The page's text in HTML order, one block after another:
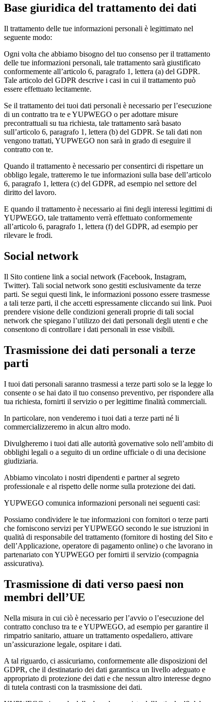
Base giuridica del trattamento dei dati
Il trattamento delle tue informazioni personali è legittimato nel
seguente modo:
Ogni volta che abbiamo bisogno del tuo consenso per il trattamento
delle tue informazioni personali, tale trattamento sarà giustificato
conformemente all’articolo 6, paragrafo 1, lettera (a) del GDPR.
Tale articolo del GDPR descrive i casi in cui il trattamento può
essere effettuato lecitamente.
Se il trattamento dei tuoi dati personali è necessario per l’esecuzione
di un contratto tra te e YUPWEGO o per adottare misure
precontrattuali su tua richiesta, tale trattamento sarà basato
sull’articolo 6, paragrafo 1, lettera (b) del GDPR. Se tali dati non
vengono trattati, YUPWEGO non sarà in grado di eseguire il
contratto con te.
Quando il trattamento è necessario per consentirci di rispettare un
obbligo legale, tratteremo le tue informazioni sulla base dell’articolo
6, paragrafo 1, lettera (c) del GDPR, ad esempio nel settore del
diritto del lavoro.
E quando il trattamento è necessario ai fini degli interessi legittimi di
YUPWEGO, tale trattamento verrà effettuato conformemente
all’articolo 6, paragrafo 1, lettera (f) del GDPR, ad esempio per
rilevare le frodi.
Social network
Il Sito contiene link a social network (Facebook, Instagram,
Twitter). Tali social network sono gestiti esclusivamente da terze
parti. Se segui questi link, le informazioni possono essere trasmesse
a tali terze parti, il che accetti espressamente cliccando sui link. Puoi
prendere visione delle condizioni generali proprie di tali social
network che spiegano l’utilizzo dei dati personali degli utenti e che
consentono di controllare i dati personali in esse visibili.
Trasmissione dei dati personali a terze
parti
I tuoi dati personali saranno trasmessi a terze parti solo se la legge lo
consente o se hai dato il tuo consenso preventivo, per rispondere alla
tua richiesta, fornirti il servizio o per legittime finalità commerciali.
In particolare, non venderemo i tuoi dati a terze parti né li
commercializzeremo in alcun altro modo.
Divulgheremo i tuoi dati alle autorità governative solo nell’ambito di
obblighi legali o a seguito di un ordine ufficiale o di una decisione
giudiziaria.
Abbiamo vincolato i nostri dipendenti e partner al segreto
professionale e al rispetto delle norme sulla protezione dei dati.
YUPWEGO comunica informazioni personali nei seguenti casi:
Possiamo condividere le tue informazioni con fornitori o terze parti
che forniscono servizi per YUPWEGO secondo le sue istruzioni in
qualità di responsabile del trattamento (fornitore di hosting del Sito e
dell’Applicazione, operatore di pagamento online) o che lavorano in
partenariato con YUPWEGO per fornirti il servizio (compagnia
assicurativa).
Trasmissione di dati verso paesi non
membri dell’UE
Nella misura in cui ciò è necessario per l’avvio o l’esecuzione del
contratto concluso tra te e YUPWEGO, ad esempio per garantire il
rimpatrio sanitario, attuare un trattamento ospedaliero, attivare
un’assicurazione legale, ospitare i dati.
A tal riguardo, ci assicuriamo, conformemente alle disposizioni del
GDPR, che il destinatario dei dati garantisca un livello adeguato e
appropriato di protezione dei dati e che nessun altro interesse degno
di tutela contrasti con la trasmissione dei dati.